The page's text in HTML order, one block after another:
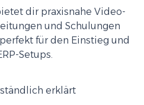
dir praxisnahe Video-
und Schulungen
für den Einstieg und
Setups.
erklärt